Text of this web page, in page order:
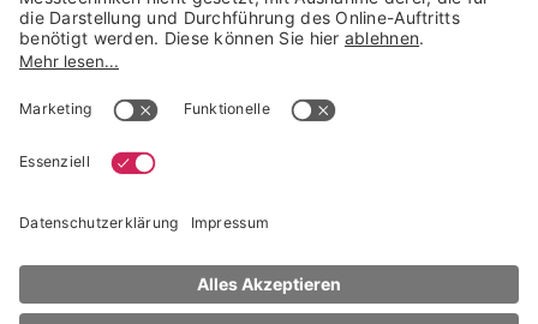
Trusted Shops Mitglied seit 2010
* unverbindliche Preisempfehlung der Verbundgruppe beauty alliance
NACH OBEN